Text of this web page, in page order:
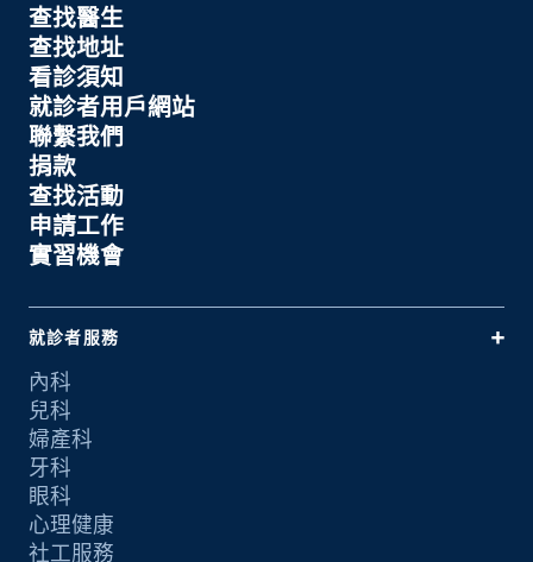
查找醫生
查找地址
看診須知
就診者用戶網站
聯繫我們
捐款
查找活動
申請工作
實習機會
就診者服務
內科
兒科
婦產科
牙科
眼科
心理健康
社工服務